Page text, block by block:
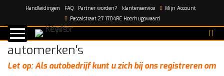
Handleidingen FAQ Partner worden? klantenservice
Mijn Account
Pascalstraat 27 1704RE Heerhugowaard
Home/automerken's
automerken's
Let op: Als autobedrijf kunt u zich bij ons registreren om